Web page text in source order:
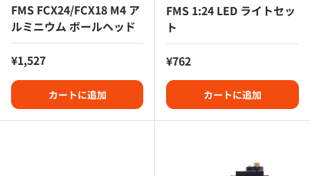
FMS FCX24/FCX18 M4 ア
ルミニウム ボールヘッド
定価
¥1,527
カートに追加
FMS 1:24 LED ライトセッ
ト
定価
¥762
カートに追加